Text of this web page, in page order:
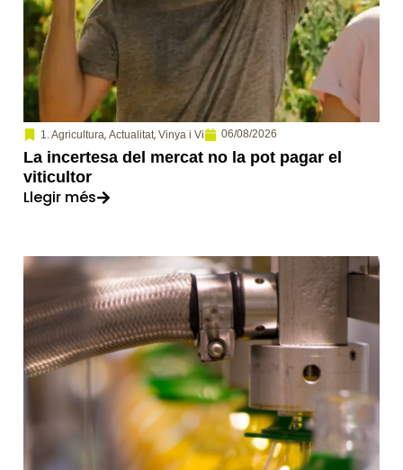
1. Agricultura, Actualitat, Vinya i Vi 06/08/2026
La incertesa del mercat no la pot pagar el
viticultor
Llegir més